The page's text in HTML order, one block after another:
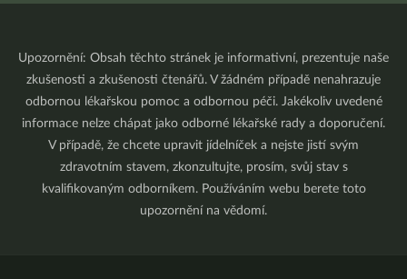
Upozornění: Obsah těchto stránek je informativní, prezentuje naše
zkušenosti a zkušenosti čtenářů. V žádném případě nenahrazuje
odbornou lékařskou pomoc a odbornou péči. Jakékoliv uvedené
informace nelze chápat jako odborné lékařské rady a doporučení.
V případě, že chcete upravit jídelníček a nejste jistí svým
zdravotním stavem, zkonzultujte, prosím, svůj stav s
kvalifikovaným odborníkem. Používáním webu berete toto
upozornění na vědomí.